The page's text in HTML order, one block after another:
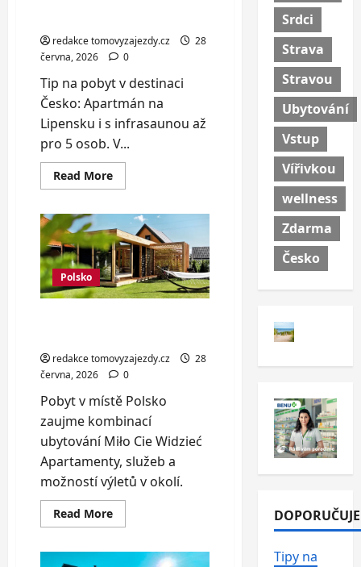
redakce tomovyzajezdy.cz
28
června, 2026
0
Tip na pobyt v destinaci
Česko: Apartmán na
Lipensku i s infrasaunou až
pro 5 osob. V...
Read MoreRead
more
na
Lipensku
i
s
infrasaunou
až
pro
5
Polsko
redakce tomovyzajezdy.cz
28
června, 2026
0
Pobyt v místě Polsko
zaujme kombinací
ubytování Miło Cie Widzieć
Apartamenty, služeb a
možností výletů v okolí.
Read MoreRead
more
Srdci
Strava
Stravou
Ubytování
Vstup
Vířivkou
wellness
Zdarma
Česko
Tipy na